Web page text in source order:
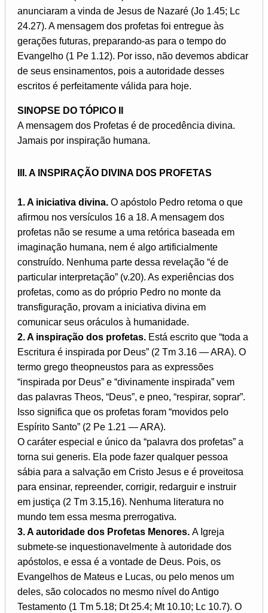
anunciaram a vinda de Jesus de Nazaré (Jo 1.45; Lc
24.27). A mensagem dos profetas foi entregue às
gerações futuras, preparando-as para o tempo do
Evangelho (1 Pe 1.12). Por isso, não devemos abdicar
de seus ensinamentos, pois a autoridade desses
escritos é perfeitamente válida para hoje.
SINOPSE DO TÓPICO II
A mensagem dos Profetas é de procedência divina.
Jamais por inspiração humana.
III. A INSPIRAÇÃO DIVINA DOS PROFETAS
1. A iniciativa divina. O apóstolo Pedro retoma o que
afirmou nos versículos 16 a 18. A mensagem dos
profetas não se resume a uma retórica baseada em
imaginação humana, nem é algo artificialmente
construído. Nenhuma parte dessa revelação “é de
particular interpretação” (v.20). As experiências dos
profetas, como as do próprio Pedro no monte da
transfiguração, provam a iniciativa divina em
comunicar seus oráculos à humanidade.
2. A inspiração dos profetas. Está escrito que “toda a
Escritura é inspirada por Deus” (2 Tm 3.16 — ARA). O
termo grego theopneustos para as expressões
“inspirada por Deus” e “divinamente inspirada” vem
das palavras Theos, “Deus”, e pneo, “respirar, soprar”.
Isso significa que os profetas foram “movidos pelo
Espírito Santo” (2 Pe 1.21 — ARA).
O caráter especial e único da “palavra dos profetas” a
torna sui generis. Ela pode fazer qualquer pessoa
sábia para a salvação em Cristo Jesus e é proveitosa
para ensinar, repreender, corrigir, redarguir e instruir
em justiça (2 Tm 3.15,16). Nenhuma literatura no
mundo tem essa mesma prerrogativa.
3. A autoridade dos Profetas Menores. A Igreja
submete-se inquestionavelmente à autoridade dos
apóstolos, e essa é a vontade de Deus. Pois, os
Evangelhos de Mateus e Lucas, ou pelo menos um
deles, são colocados no mesmo nível do Antigo
Testamento (1 Tm 5.18; Dt 25.4; Mt 10.10; Lc 10.7). O